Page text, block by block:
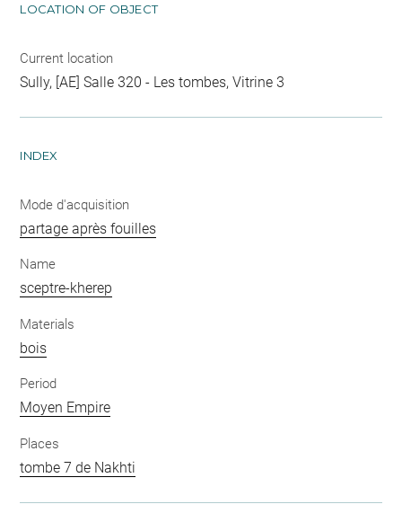
LOCATION OF OBJECT
Current location
Sully, [AE] Salle 320 - Les tombes, Vitrine 3
INDEX
Mode d'acquisition
partage après fouilles
Name
sceptre-kherep
Materials
bois
Period
Moyen Empire
Places
tombe 7 de Nakhti